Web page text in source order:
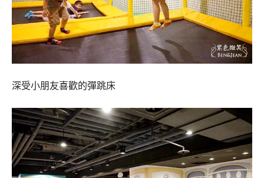
深受小朋友喜歡的彈跳床